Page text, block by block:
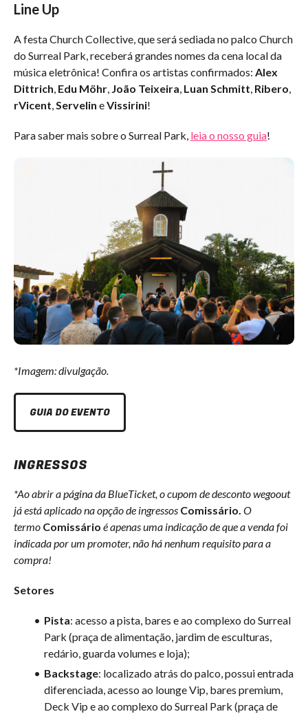
Line Up
A festa Church Collective, que será sediada no palco Church
do Surreal Park, receberá grandes nomes da cena local da
música eletrônica! Confira os artistas confirmados: Alex
Dittrich, Edu Möhr, João Teixeira, Luan Schmitt, Ribero,
rVicent,Servelin eVissirini!
Para saber mais sobre o Surreal Park, leia o nosso guia!
*Imagem: divulgação.
GUIA DO EVENTO
INGRESSOS
*Ao abrir a página da BlueTicket, o cupom de desconto wegoout
já está aplicado na opção de ingressos Comissário. O
termo Comissário é apenas uma indicação de que a venda foi
indicada por um promoter, não há nenhum requisito para a
compra!
Setores
Pista: acesso a pista, bares e ao complexo do Surreal
Park (praça de alimentação, jardim de esculturas,
redário, guarda volumes e loja);
Backstage: localizado atrás do palco, possui entrada
diferenciada, acesso ao lounge Vip, bares premium,
Deck Vip e ao complexo do Surreal Park (praça de